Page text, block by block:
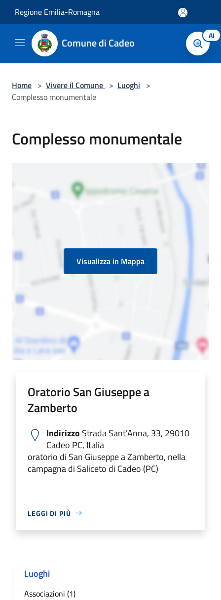
Regione Emilia-Romagna
Comune di Cadeo AI
Home > Vivere il Comune > Luoghi >
Complesso monumentale
Complesso monumentale
Visualizza in Mappa
Oratorio San Giuseppe a
Zamberto
Indirizzo Strada Sant'Anna, 33, 29010
Cadeo PC, Italia
oratorio di San Giuseppe a Zamberto, nella
campagna di Saliceto di Cadeo (PC)
LEGGI DI PIÙ
Luoghi
Associazioni (1)